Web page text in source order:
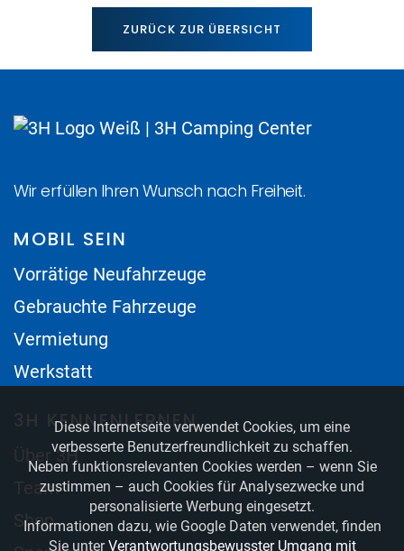
ZURÜCK ZUR ÜBERSICHT
Wir erfüllen Ihren Wunsch nach Freiheit.
MOBIL SEIN
Vorrätige Neufahrzeuge
Gebrauchte Fahrzeuge
Vermietung
Werkstatt
3H KENNENLERNEN
Über 3H
Team
Shop
Diese Internetseite verwendet Cookies, um eine
verbesserte Benutzerfreundlichkeit zu schaffen.
Neben funktionsrelevanten Cookies werden – wenn Sie
zustimmen – auch Cookies für Analysezwecke und
personalisierte Werbung eingesetzt.
Informationen dazu, wie Google Daten verwendet, finden
Sie unterVerantwortungsbewusster Umgang mit